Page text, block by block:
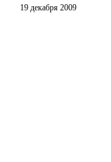
19 декабря 2009